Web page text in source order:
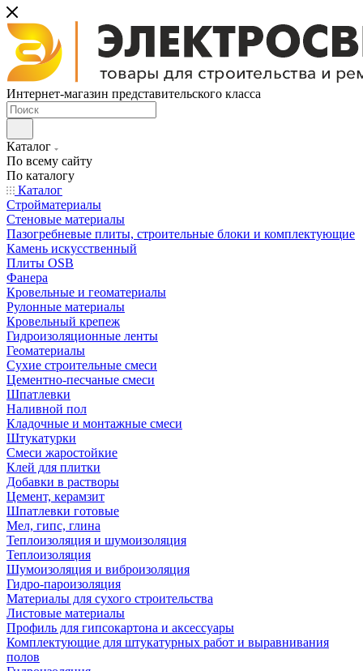
Интернет-магазин представительского класса
Каталог
По всему сайту
По каталогу
Каталог
Стройматериалы
Стеновые материалы
Пазогребневые плиты, строительные блоки и комплектующие
Камень искусственный
Плиты OSB
Фанера
Кровельные и геоматериалы
Рулонные материалы
Кровельный крепеж
Гидроизоляционные ленты
Геоматериалы
Сухие строительные смеси
Цементно-песчаные смеси
Шпатлевки
Наливной пол
Кладочные и монтажные смеси
Штукатурки
Смеси жаростойкие
Клей для плитки
Добавки в растворы
Цемент, керамзит
Шпатлевки готовые
Мел, гипс, глина
Теплоизоляция и шумоизоляция
Теплоизоляция
Шумоизоляция и виброизоляция
Гидро-пароизоляция
Материалы для сухого строительства
Листовые материалы
Профиль для гипсокартона и аксессуары
Комплектующие для штукатурных работ и выравнивания
полов